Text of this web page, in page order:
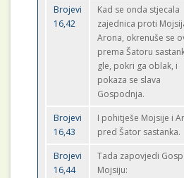
Brojevi
16,42
Kad se onda stjecala
zajednica proti
Arona, okrenuše se
prema Šatoru
gle, pokri ga oblak, i
pokaza se slava
Gospodnja.
Brojevi
16,43
I pohitješe Mojsije i
pred Šator sastanka.
Brojevi
16,44
Tada zapovjedi
Mojsiju: